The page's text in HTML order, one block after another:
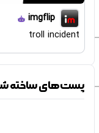
imgflip
troll incident
پست‌های ساخته